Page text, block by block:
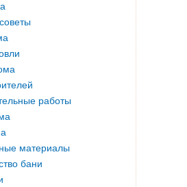
работы
материалы
бани